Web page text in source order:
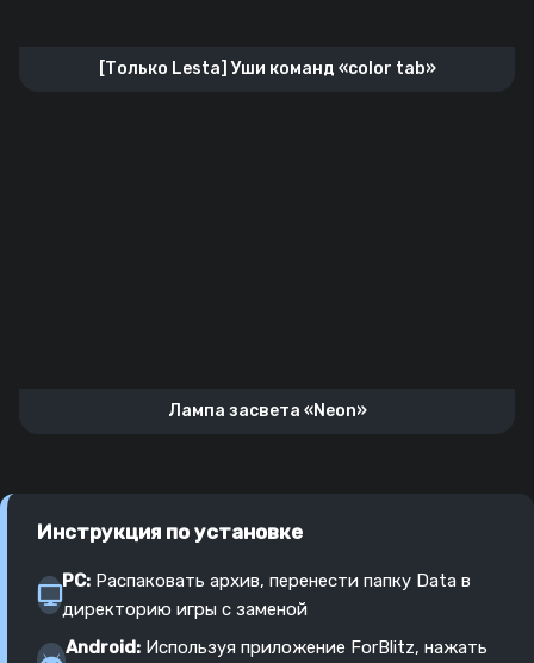
[Только Lesta] Уши команд «color tab»
Лампа засвета «Neon»
Инструкция по установке
PC: Распаковать архив, перенести папку Data в
директорию игры с заменой
Android: Используя приложение ForBlitz, нажать